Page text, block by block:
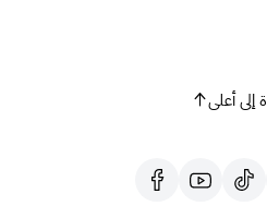
إلى أعلى